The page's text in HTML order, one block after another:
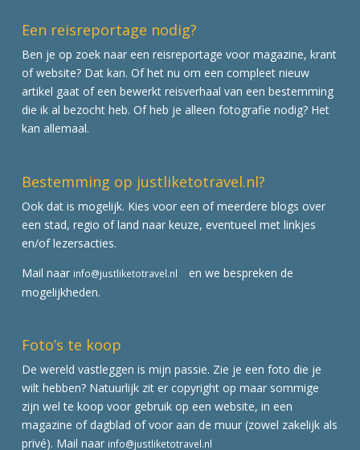
Een reisreportage nodig?
Ben je op zoek naar een reisreportage voor magazine, krant
of website? Dat kan. Of het nu om een compleet nieuw
artikel gaat of een bewerkt reisverhaal van een bestemming
die ik al bezocht heb. Of heb je alleen fotografie nodig? Het
kan allemaal.
Bestemming op justliketotravel.nl?
Ook dat is mogelijk. Kies voor een of meerdere blogs over
een stad, regio of land naar keuze, eventueel met linkjes
en/of lezersacties.
Mail naar info@justliketotravel.nl
en we bespreken de
mogelijkheden.
Foto’s te koop
De wereld vastleggen is mijn passie. Zie je een foto die je
wilt hebben? Natuurlijk zit er copyright op maar sommige
zijn wel te koop voor gebruik op een website, in een
magazine of dagblad of voor aan de muur (zowel zakelijk als
privé). Mail naar info@justliketotravel.nl